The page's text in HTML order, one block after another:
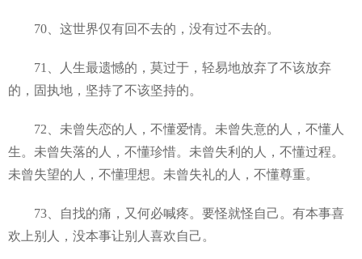
70、这世界仅有回不去的，没有过不去的。
71、人生最遗憾的，莫过于，轻易地放弃了不该放弃
的，固执地，坚持了不该坚持的。
72、未曾失恋的人，不懂爱情。未曾失意的人，不懂人
生。未曾失落的人，不懂珍惜。未曾失利的人，不懂过程。
未曾失望的人，不懂理想。未曾失礼的人，不懂尊重。
73、自找的痛，又何必喊疼。要怪就怪自己。有本事喜
欢上别人，没本事让别人喜欢自己。